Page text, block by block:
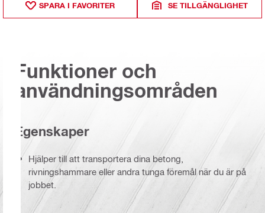
SPARA I FAVORITER SE TILLGÄNGLIGHET
Funktioner och
användningsområden
Egenskaper
Hjälper till att transportera dina betong,
rivningshammare eller andra tunga föremål när du är på
jobbet.